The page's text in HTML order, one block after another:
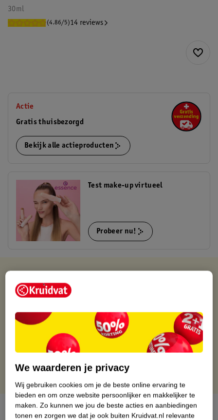
30ml
(4.86/5)14 reviews
Actie
Gratis thuisbezorgd
Bekijk alle actieproducten
Test make-up virtueel
Probeer nu!
Gratis ophalen in de winkel
Gratis thuisbezorgd vanaf 50.00
Gratis retourneren binnen 30 dagen
Gratis punten met je Kruidvat kaart
Over dit product
We waarderen je privacy
Wij gebruiken cookies om je de beste online ervaring te
bieden en om onze website persoonlijker en makkelijker te
maken. Zo kunnen we jou de beste acties en aanbiedingen
tonen en zorgen we dat je ook buiten Kruidvat.nl relevante